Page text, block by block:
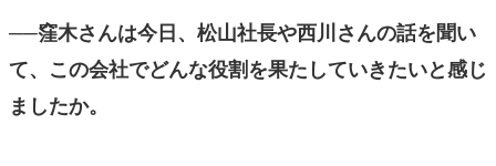
──窪木さんは今日、松山社長や西川さんの話を聞い
て、この会社でどんな役割を果たしていきたいと感じ
ましたか。